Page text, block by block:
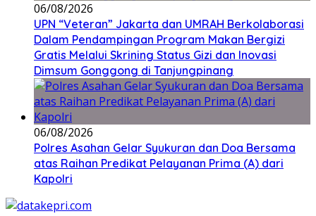
06/08/2026
UPN “Veteran” Jakarta dan UMRAH Berkolaborasi
Dalam Pendampingan Program Makan Bergizi
Gratis Melalui Skrining Status Gizi dan Inovasi
Dimsum Gonggong di Tanjungpinang
06/08/2026
Polres Asahan Gelar Syukuran dan Doa Bersama
atas Raihan Predikat Pelayanan Prima (A) dari
Kapolri